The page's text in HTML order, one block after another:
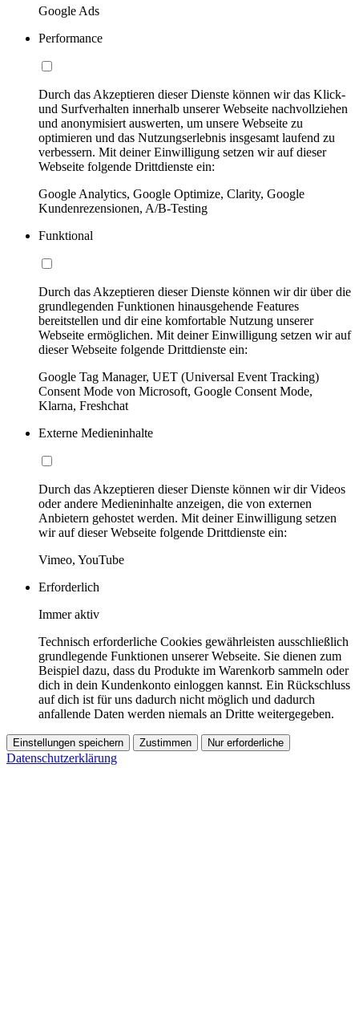
Google Ads
Performance
Durch das Akzeptieren dieser Dienste können wir das Klick-
und Surfverhalten innerhalb unserer Webseite nachvollziehen
und anonymisiert auswerten, um unsere Webseite zu
optimieren und das Nutzungserlebnis insgesamt laufend zu
verbessern. Mit deiner Einwilligung setzen wir auf dieser
Webseite folgende Drittdienste ein:
Google Analytics, Google Optimize, Clarity, Google
Kundenrezensionen, A/B-Testing
Funktional
Durch das Akzeptieren dieser Dienste können wir dir über die
grundlegenden Funktionen hinausgehende Features
bereitstellen und dir eine komfortable Nutzung unserer
Webseite ermöglichen. Mit deiner Einwilligung setzen wir auf
dieser Webseite folgende Drittdienste ein:
Google Tag Manager, UET (Universal Event Tracking)
Consent Mode von Microsoft, Google Consent Mode,
Klarna, Freshchat
Externe Medieninhalte
Durch das Akzeptieren dieser Dienste können wir dir Videos
oder andere Medieninhalte anzeigen, die von externen
Anbietern gehostet werden. Mit deiner Einwilligung setzen
wir auf dieser Webseite folgende Drittdienste ein:
Vimeo, YouTube
Erforderlich
Immer aktiv
Technisch erforderliche Cookies gewährleisten ausschließlich
grundlegende Funktionen unserer Webseite. Sie dienen zum
Beispiel dazu, dass du Produkte im Warenkorb sammeln oder
dich in dein Kundenkonto einloggen kannst. Ein Rückschluss
auf dich ist für uns dadurch nicht möglich und dadurch
anfallende Daten werden niemals an Dritte weitergegeben.
Einstellungen speichern Zustimmen Nur erforderliche
Datenschutzerklärung